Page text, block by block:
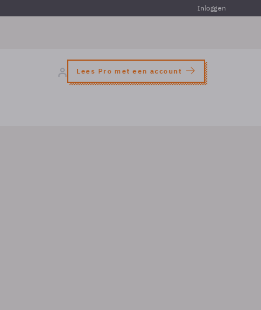
Inloggen
Lees Pro met een account